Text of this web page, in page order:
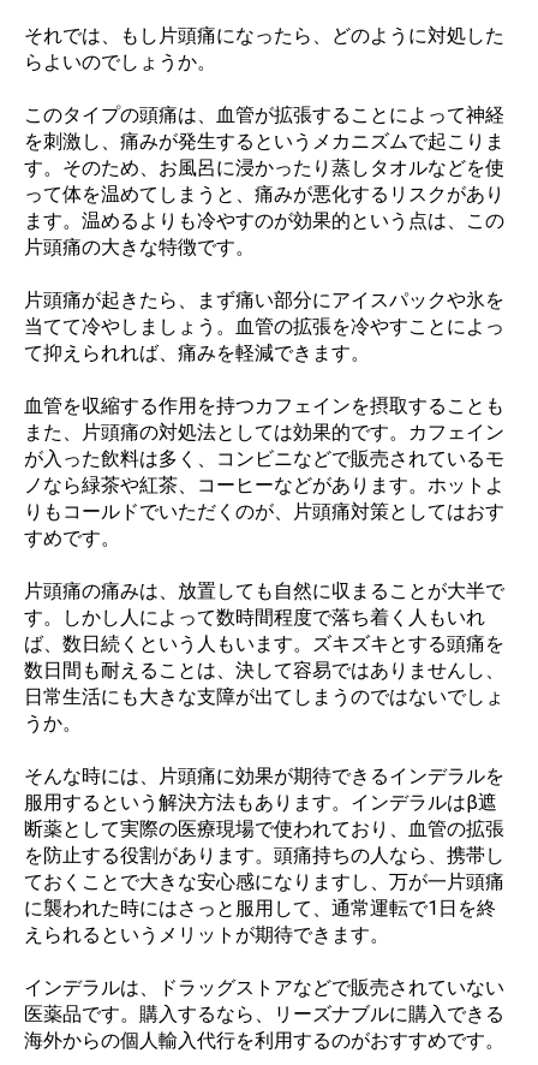
それでは、もし片頭痛になったら、どのように対処した
らよいのでしょうか。
このタイプの頭痛は、血管が拡張することによって神経
を刺激し、痛みが発生するというメカニズムで起こりま
す。そのため、お風呂に浸かったり蒸しタオルなどを使
って体を温めてしまうと、痛みが悪化するリスクがあり
ます。温めるよりも冷やすのが効果的という点は、この
片頭痛の大きな特徴です。
片頭痛が起きたら、まず痛い部分にアイスパックや氷を
当てて冷やしましょう。血管の拡張を冷やすことによっ
て抑えられれば、痛みを軽減できます。
血管を収縮する作用を持つカフェインを摂取することも
また、片頭痛の対処法としては効果的です。カフェイン
が入った飲料は多く、コンビニなどで販売されているモ
ノなら緑茶や紅茶、コーヒーなどがあります。ホットよ
りもコールドでいただくのが、片頭痛対策としてはおす
すめです。
片頭痛の痛みは、放置しても自然に収まることが大半で
す。しかし人によって数時間程度で落ち着く人もいれ
ば、数日続くという人もいます。ズキズキとする頭痛を
数日間も耐えることは、決して容易ではありませんし、
日常生活にも大きな支障が出てしまうのではないでしょ
うか。
そんな時には、片頭痛に効果が期待できるインデラルを
服用するという解決方法もあります。インデラルはβ遮
断薬として実際の医療現場で使われており、血管の拡張
を防止する役割があります。頭痛持ちの人なら、携帯し
ておくことで大きな安心感になりますし、万が一片頭痛
に襲われた時にはさっと服用して、通常運転で1日を終
えられるというメリットが期待できます。
インデラルは、ドラッグストアなどで販売されていない
医薬品です。購入するなら、リーズナブルに購入できる
海外からの個人輸入代行を利用するのがおすすめです。